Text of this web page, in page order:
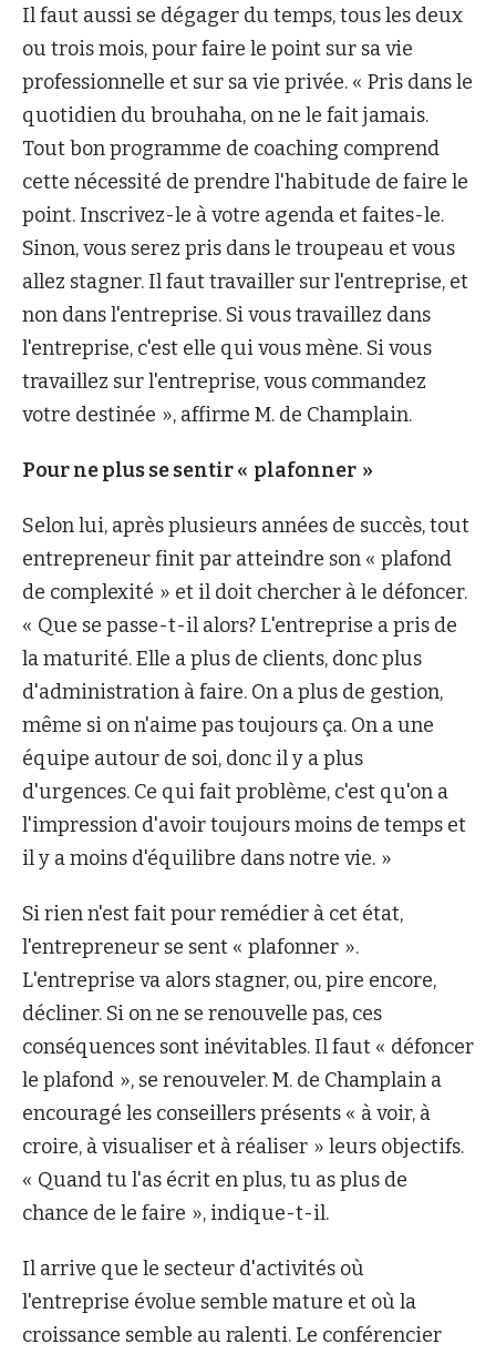
Il faut aussi se dégager du temps, tous les deux
ou trois mois, pour faire le point sur sa vie
professionnelle et sur sa vie privée. « Pris dans le
quotidien du brouhaha, on ne le fait jamais.
Tout bon programme de coaching comprend
cette nécessité de prendre l'habitude de faire le
point. Inscrivez-le à votre agenda et faites-le.
Sinon, vous serez pris dans le troupeau et vous
allez stagner. Il faut travailler sur l'entreprise, et
non dans l'entreprise. Si vous travaillez dans
l'entreprise, c'est elle qui vous mène. Si vous
travaillez sur l'entreprise, vous commandez
votre destinée », affirme M. de Champlain.
Pour ne plus se sentir « plafonner »
Selon lui, après plusieurs années de succès, tout
entrepreneur finit par atteindre son « plafond
de complexité » et il doit chercher à le défoncer.
« Que se passe-t-il alors? L'entreprise a pris de
la maturité. Elle a plus de clients, donc plus
d'administration à faire. On a plus de gestion,
même si on n'aime pas toujours ça. On a une
équipe autour de soi, donc il y a plus
d'urgences. Ce qui fait problème, c'est qu'on a
l'impression d'avoir toujours moins de temps et
il y a moins d'équilibre dans notre vie. »
Si rien n'est fait pour remédier à cet état,
l'entrepreneur se sent « plafonner ».
L'entreprise va alors stagner, ou, pire encore,
décliner. Si on ne se renouvelle pas, ces
conséquences sont inévitables. Il faut « défoncer
le plafond », se renouveler. M. de Champlain a
encouragé les conseillers présents « à voir, à
croire, à visualiser et à réaliser » leurs objectifs.
« Quand tu l'as écrit en plus, tu as plus de
chance de le faire », indique-t-il.
Il arrive que le secteur d'activités où
l'entreprise évolue semble mature et où la
croissance semble au ralenti. Le conférencier